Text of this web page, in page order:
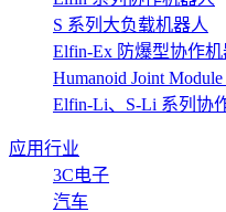
S 系列大负载机器人
Elfin-Ex 防爆型协作机
Humanoid Joint
Elfin-Li、S-Li 系列协
应用行业
3C电子
汽车